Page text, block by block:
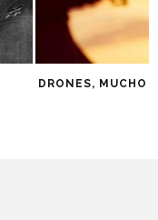
DRONES, MUCHO